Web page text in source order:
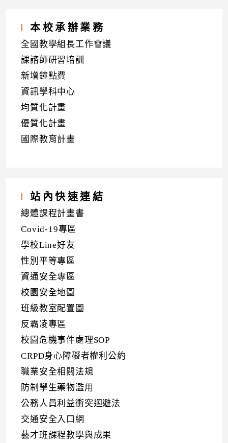
本校承辦業務
全國教學組長工作會議
課諮師研習培訓
新增鐘點費
資訊學科中心
均質化計畫
優質化計畫
國際教育計畫
站內快速連結
總體課程計畫書
Covid-19專區
學校Line好友
性別平等專區
資通安全專區
校園安全地圖
班級教室配置圖
反霸凌專區
校園危機事件處理SOP
CRPD身心障礙者權利公約
職業安全相關法規
防制學生藥物濫用
公務人員利益衝突迴避法
交通安全入口網
藝才班課程教學與成果